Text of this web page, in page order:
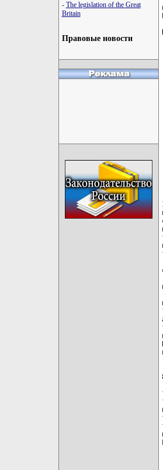
- The legislation of the Great
Britain
Правовые новости